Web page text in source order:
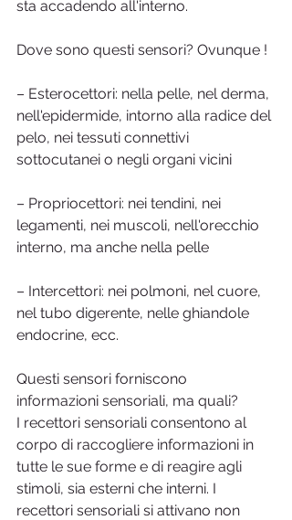
sta accadendo all'interno.
Dove sono questi sensori? Ovunque !
– Esterocettori: nella pelle, nel derma,
nell'epidermide, intorno alla radice del
pelo, nei tessuti connettivi
sottocutanei o negli organi vicini
– Propriocettori: nei tendini, nei
legamenti, nei muscoli, nell'orecchio
interno, ma anche nella pelle
– Intercettori: nei polmoni, nel cuore,
nel tubo digerente, nelle ghiandole
endocrine, ecc.
Questi sensori forniscono
informazioni sensoriali, ma quali?
I recettori sensoriali consentono al
corpo di raccogliere informazioni in
tutte le sue forme e di reagire agli
stimoli, sia esterni che interni. I
recettori sensoriali si attivano non